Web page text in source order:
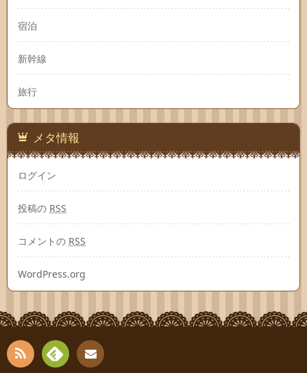
宿泊
新幹線
旅行
メタ情報
ログイン
投稿の RSS
コメントの RSS
WordPress.org